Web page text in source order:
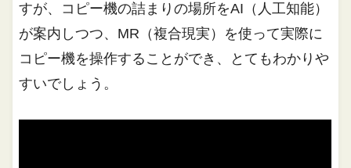
すが、コピー機の詰まりの場所をAI（人工知能）
が案内しつつ、MR（複合現実）を使って実際に
コピー機を操作することができ、とてもわかりや
すいでしょう。